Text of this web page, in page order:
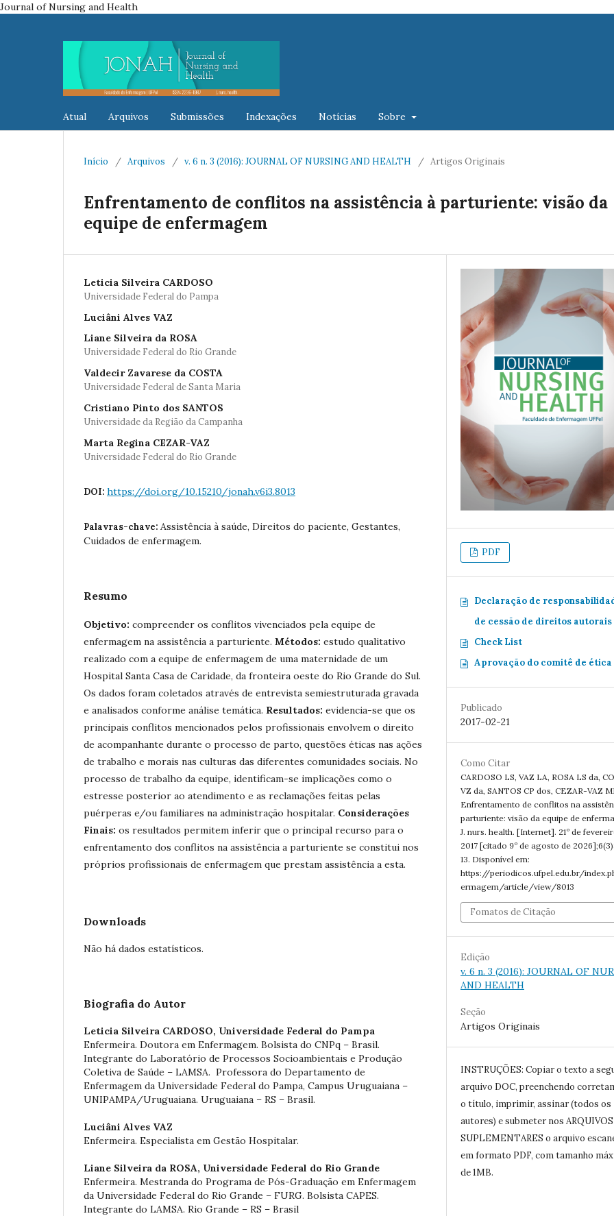
Journal of Nursing and Health
Atual Arquivos Submissões Indexações Notícias Sobre
Início / Arquivos / v. 6 n. 3 (2016): JOURNAL OF NURSING AND HEALTH / Artigos Originais
Enfrentamento de conflitos na assistência à parturiente: visão da
equipe de enfermagem
Leticia Silveira CARDOSO
Universidade Federal do Pampa
Luciâni Alves VAZ
Liane Silveira da ROSA
Universidade Federal do Rio Grande
Valdecir Zavarese da COSTA
Universidade Federal de Santa Maria
Cristiano Pinto dos SANTOS
Universidade da Região da Campanha
Marta Regina CEZAR-VAZ
Universidade Federal do Rio Grande
DOI: https://doi.org/10.15210/jonah.v6i3.8013
Palavras-chave: Assistência à saúde, Direitos do paciente, Gestantes,
Cuidados de enfermagem.
Resumo
Objetivo: compreender os conflitos vivenciados pela equipe de
enfermagem na assistência a parturiente. Métodos: estudo qualitativo
realizado com a equipe de enfermagem de uma maternidade de um
Hospital Santa Casa de Caridade, da fronteira oeste do Rio Grande do Sul.
Os dados foram coletados através de entrevista semiestruturada gravada
e analisados conforme análise temática. Resultados: evidencia-se que os
principais conflitos mencionados pelos profissionais envolvem o direito
de acompanhante durante o processo de parto, questões éticas nas ações
de trabalho e morais nas culturas das diferentes comunidades sociais. No
processo de trabalho da equipe, identificam-se implicações como o
estresse posterior ao atendimento e as reclamações feitas pelas
puérperas e/ou familiares na administração hospitalar. Considerações
Finais: os resultados permitem inferir que o principal recurso para o
enfrentamento dos conflitos na assistência a parturiente se constitui nos
próprios profissionais de enfermagem que prestam assistência a esta.
Downloads
Não há dados estatísticos.
Biografia do Autor
Leticia Silveira CARDOSO, Universidade Federal do Pampa
Enfermeira. Doutora em Enfermagem. Bolsista do CNPq – Brasil.
Integrante do Laboratório de Processos Socioambientais e Produção
Coletiva de Saúde – LAMSA. Professora do Departamento de
Enfermagem da Universidade Federal do Pampa, Campus Uruguaiana –
UNIPAMPA/Uruguaiana. Uruguaiana – RS – Brasil.
Luciâni Alves VAZ
Enfermeira. Especialista em Gestão Hospitalar.
Liane Silveira da ROSA, Universidade Federal do Rio Grande
Enfermeira. Mestranda do Programa de Pós-Graduação em Enfermagem
da Universidade Federal do Rio Grande – FURG. Bolsista CAPES.
Integrante do LAMSA. Rio Grande – RS – Brasil
PDF
Declaração de
de cessão de direitos autorais
Check List
Aprovação do comitê de ética
Publicado
2017-02-21
Como Citar
CARDOSO LS, VAZ LA, ROSA LS da,
VZ da, SANTOS CP dos, CEZAR-VAZ
Enfrentamento de conflitos na
parturiente: visão da equipe de
J. nurs. health. [Internet]. 21º de
2017 [citado 9º de agosto de
13. Disponível em:
https://periodicos.ufpel.edu.br/
ermagem/article/view/8013
Fomatos de Citação
Edição
v. 6 n. 3 (2016): JOURNAL OF
AND HEALTH
Seção
Artigos Originais
INSTRUÇÕES: Copiar o texto a
arquivo DOC, preenchendo
o título, imprimir, assinar (todos os
autores) e submeter nos ARQUIVOS
SUPLEMENTARES o arquivo
em formato PDF, com tamanho
de 1MB.